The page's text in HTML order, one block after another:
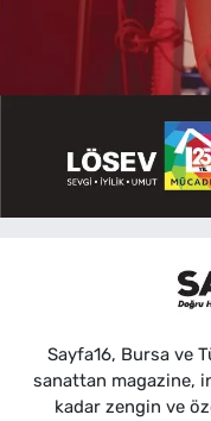
Sayfa16, Bursa ve
sanattan magazine,
kadar zengin ve